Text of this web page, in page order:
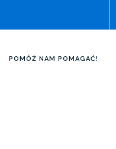
POMÓŻ NAM POMAGAĆ!